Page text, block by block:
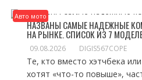
Авто мото
НАЗВАНЫ САМЫЕ НАДЕЖНЫЕ
НА РЫНКЕ. СПИСОК ИЗ 7
09.08.2026 DIGIS567COPE
Те, кто вместо хэтчбека
хотят «что-то повыше»,